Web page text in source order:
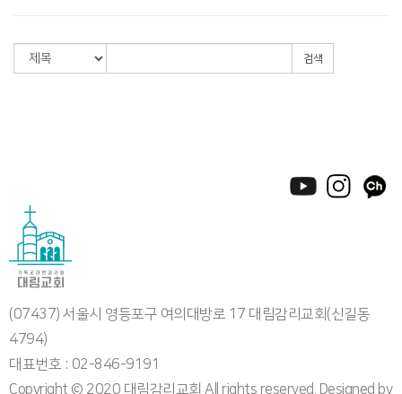
검색
(07437) 서울시 영등포구 여의대방로 17 대림감리교회(신길동
4794)
대표번호 : 02-846-9191
Copyright © 2020 대림감리교회 All rights reserved. Designed by